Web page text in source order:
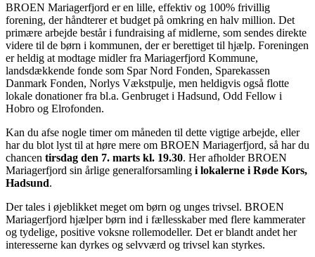
BROEN Mariagerfjord er en lille, effektiv og 100% frivillig
forening, der håndterer et budget på omkring en halv million. Det
primære arbejde består i fundraising af midlerne, som sendes direkte
videre til de børn i kommunen, der er berettiget til hjælp. Foreningen
er heldig at modtage midler fra Mariagerfjord Kommune,
landsdækkende fonde som Spar Nord Fonden, Sparekassen
Danmark Fonden, Norlys Vækstpulje, men heldigvis også flotte
lokale donationer fra bl.a. Genbruget i Hadsund, Odd Fellow i
Hobro og Elrofonden.
Kan du afse nogle timer om måneden til dette vigtige arbejde, eller
har du blot lyst til at høre mere om BROEN Mariagerfjord, så har du
chancen tirsdag den 7. marts kl. 19.30. Her afholder BROEN
Mariagerfjord sin årlige generalforsamling i lokalerne i Røde Kors,
Hadsund.
Der tales i øjeblikket meget om børn og unges trivsel. BROEN
Mariagerfjord hjælper børn ind i fællesskaber med flere kammerater
og tydelige, positive voksne rollemodeller. Det er blandt andet her
interesserne kan dyrkes og selvværd og trivsel kan styrkes.